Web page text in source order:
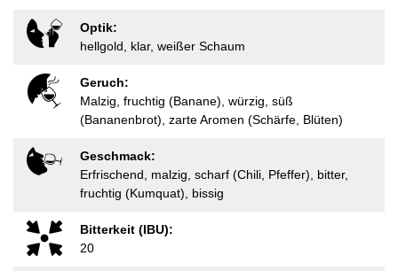
Optik:
hellgold, klar, weißer Schaum
Geruch:
Malzig, fruchtig (Banane), würzig, süß
(Bananenbrot), zarte Aromen (Schärfe, Blüten)
Geschmack:
Erfrischend, malzig, scharf (Chili, Pfeffer), bitter,
fruchtig (Kumquat), bissig
Bitterkeit (IBU):
20